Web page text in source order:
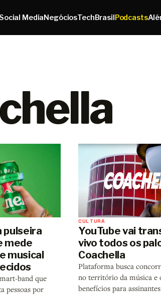
MediaNegóciosTechBrasilPodcasts
pulseira
mede
musical
band que
pessoas por
CULTURA
YouTube vai
vivo todos os
Coachella
Plataforma busca
no território da música e
benefícios para